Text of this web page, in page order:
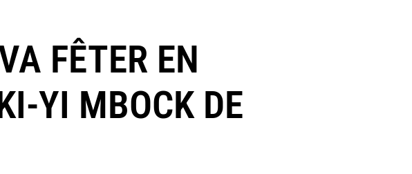
FÊTER EN
YI MBOCK DE